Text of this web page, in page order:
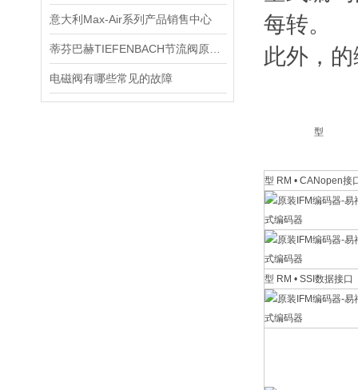
意大利Max-Air系列产品销售中心
电磁阀有哪些常见的故障
每转。
此外，
型
型 RM • CANopen接
型 RM • SSI数据接口